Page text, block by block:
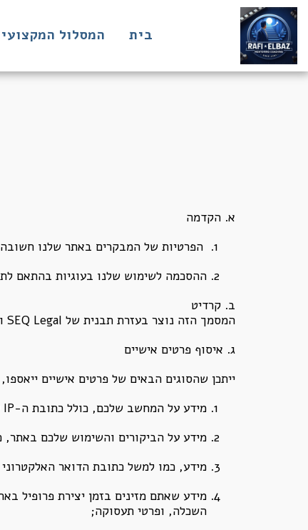
בית המסלול המקצועי
א. הקדמה
הפרטיות של המבקרים באתר שלנו חשובה
ההסכמה לשימוש שלנו בעוגיות בהתאם
ב. קרדיט
המסמך הזה נוצר בעזרת תבנית של SEQ Legal ושונתה על ידי Website Planet , ועודכנה בנוסף על ידי הנהלת האתר לצרכי האתר.
ג. איסוף פרטים אישיים
ייתכן שהסוגים הבאים של פרטים אישיים
מידע על המחשב שלכם, כולל כתובת ה-IP שלכם, מיקומכם הגאוגרפי, סוג הדפדפן והגרסה שלו, ומערכת ההפעלה;
מידע על הביקורים והשימוש שלכם באתר,
מידע, כמו למשל כתובת הדואר
מידע שאתם מזינים בזמן יצירת פרופיל
השכלה, ופרטי תעסוקה;